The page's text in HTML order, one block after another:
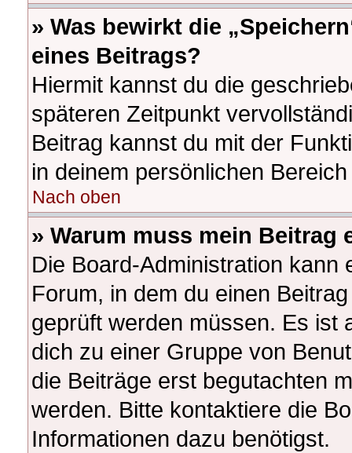
» Was bewirkt die
eines Beitrags?
Hiermit kannst du die
späteren Zeitpunkt
Beitrag kannst du mit der
in deinem persönlichen
Nach oben
» Warum muss mein Beitrag
Die Board-Administration kann
Forum, in dem du einen
geprüft werden müssen. Es ist
dich zu einer Gruppe von
die Beiträge erst begutachten
werden. Bitte kontaktiere die
Informationen dazu benötigst.